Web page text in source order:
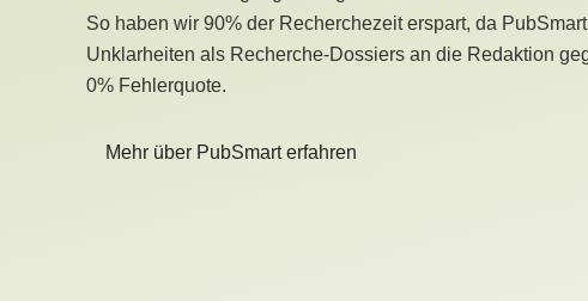
So haben wir 90% der Recherchezeit erspart, da
Unklarheiten als Recherche-Dossiers an die Redaktion
0% Fehlerquote.
Mehr über PubSmart erfahren